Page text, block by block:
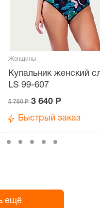
Женщины
Купальник женский
LS 99-607
5 760 Р 3 640 Р
Быстрый заказ
ещё